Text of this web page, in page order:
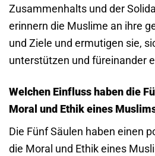
Zusammenhalts und der
erinnern die Muslime an ihre
und Ziele und ermutigen sie,
unterstützen und füreinander
Welchen Einfluss haben die
Moral und Ethik eines
Die Fünf Säulen haben einen
die Moral und Ethik eines